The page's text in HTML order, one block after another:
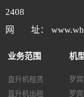
2408
网 址：
业务范围
直升机租赁
直升机出租
机
罗
罗